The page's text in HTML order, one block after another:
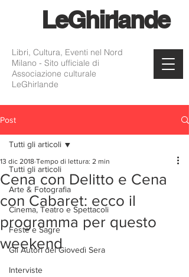
LeGhirlande
Libri, Cultura, Eventi nel Nord
Milano - Sito ufficiale di
Associazione culturale
LeGhirlande
Post
Tutti gli articoli
Arte & Fotografia
Cinema, Teatro e Spettacoli
Feste e Sagre
Gli Autori del Giovedì Sera
Interviste
Tutti gli articoli
Cena con Delitto e Cena
con Cabaret: ecco il
programma per questo
weekend
13 dic 2018 Tempo di lettura: 2 min